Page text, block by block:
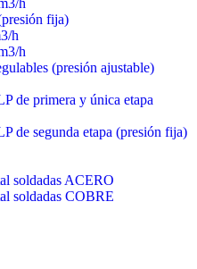
h
fija)
h
h
(presión ajustable)
de primera y única etapa
de segunda etapa (presión fija)
soldadas ACERO
soldadas COBRE